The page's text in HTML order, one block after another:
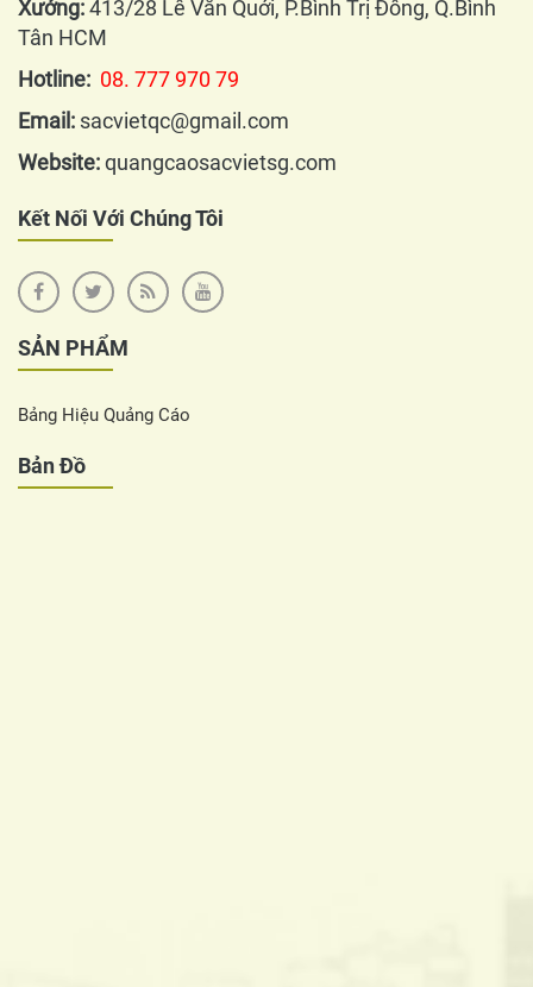
Xưởng:413/28 Lê Văn Quới, P.Bình Trị Đông, Q.Bình
Tân HCM
Hotline: 08. 777 970 79
Email: sacvietqc@gmail.com
Website:quangcaosacvietsg.com
Kết Nối Với Chúng Tôi
SẢN PHẨM
Bảng Hiệu Quảng Cáo
Bản Đồ